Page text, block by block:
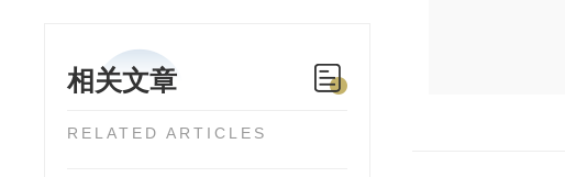
相关文章
RELATED ARTICLES